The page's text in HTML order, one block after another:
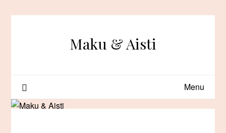
Maku & Aisti
Menu